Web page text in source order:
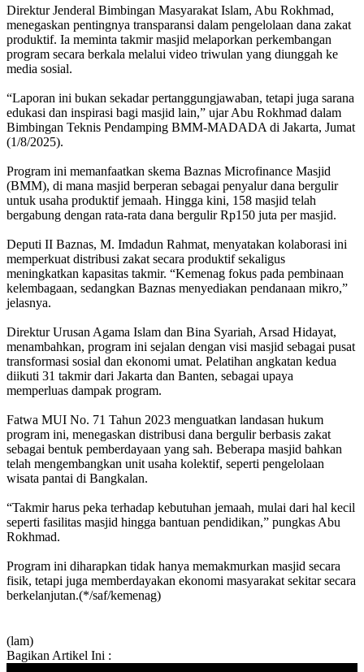
Direktur Jenderal Bimbingan Masyarakat Islam, Abu Rokhmad,
menegaskan pentingnya transparansi dalam pengelolaan dana zakat
produktif. Ia meminta takmir masjid melaporkan perkembangan
program secara berkala melalui video triwulan yang diunggah ke
media sosial.
“Laporan ini bukan sekadar pertanggungjawaban, tetapi juga sarana
edukasi dan inspirasi bagi masjid lain,” ujar Abu Rokhmad dalam
Bimbingan Teknis Pendamping BMM-MADADA di Jakarta, Jumat
(1/8/2025).
Program ini memanfaatkan skema Baznas Microfinance Masjid
(BMM), di mana masjid berperan sebagai penyalur dana bergulir
untuk usaha produktif jemaah. Hingga kini, 158 masjid telah
bergabung dengan rata-rata dana bergulir Rp150 juta per masjid.
Deputi II Baznas, M. Imdadun Rahmat, menyatakan kolaborasi ini
memperkuat distribusi zakat secara produktif sekaligus
meningkatkan kapasitas takmir. “Kemenag fokus pada pembinaan
kelembagaan, sedangkan Baznas menyediakan pendanaan mikro,”
jelasnya.
Direktur Urusan Agama Islam dan Bina Syariah, Arsad Hidayat,
menambahkan, program ini sejalan dengan visi masjid sebagai pusat
transformasi sosial dan ekonomi umat. Pelatihan angkatan kedua
diikuti 31 takmir dari Jakarta dan Banten, sebagai upaya
memperluas dampak program.
Fatwa MUI No. 71 Tahun 2023 menguatkan landasan hukum
program ini, menegaskan distribusi dana bergulir berbasis zakat
sebagai bentuk pemberdayaan yang sah. Beberapa masjid bahkan
telah mengembangkan unit usaha kolektif, seperti pengelolaan
wisata pantai di Bangkalan.
“Takmir harus peka terhadap kebutuhan jemaah, mulai dari hal kecil
seperti fasilitas masjid hingga bantuan pendidikan,” pungkas Abu
Rokhmad.
Program ini diharapkan tidak hanya memakmurkan masjid secara
fisik, tetapi juga memberdayakan ekonomi masyarakat sekitar secara
berkelanjutan.(*/saf/kemenag)
(lam)
Bagikan Artikel Ini :